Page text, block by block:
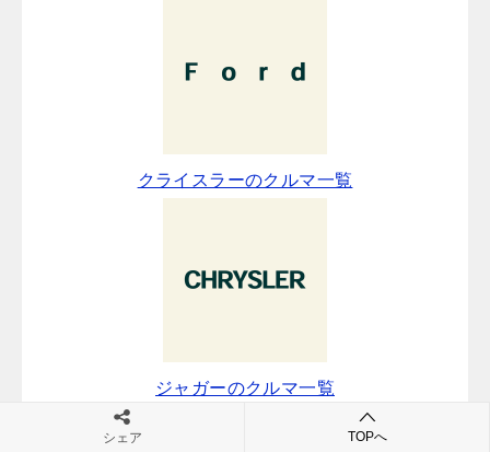
クライスラーのクルマ一覧
ジャガーのクルマ一覧
シェア TOPへ